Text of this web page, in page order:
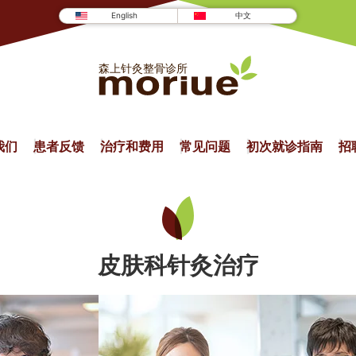
English 中文
们 患者反馈 治疗和费用 常见问题 初次就诊指南 招
皮肤科针灸治疗